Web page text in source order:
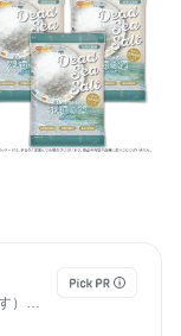
親育てアドバイザー 村木有子（ありす）☆岐阜